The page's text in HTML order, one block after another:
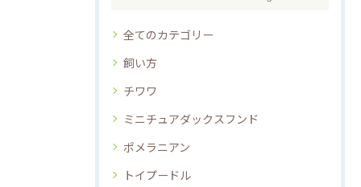
全てのカテゴリー
飼い方
チワワ
ミニチュアダックスフンド
ポメラニアン
トイプードル